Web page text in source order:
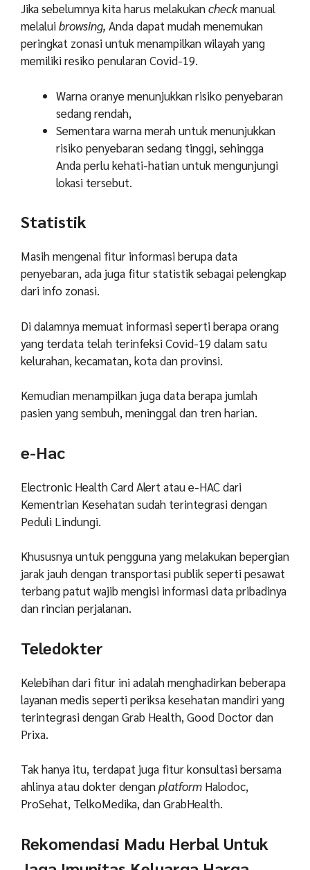
Jika sebelumnya kita harus melakukancheckmanual
melaluibrowsing, Anda dapat mudah menemukan
peringkat zonasi untuk menampilkan wilayah yang
memiliki resiko penularan Covid-19.
Warna oranye menunjukkan risiko penyebaran
sedang rendah,
Sementara warna merah untuk menunjukkan
risiko penyebaran sedang tinggi, sehingga
Anda perlu kehati-hatian untuk mengunjungi
lokasi tersebut.
Statistik
Masih mengenai fitur informasi berupa data
penyebaran, ada juga fitur statistik sebagai pelengkap
dari info zonasi.
Di dalamnya memuat informasi seperti berapa orang
yang terdata telah terinfeksi Covid-19 dalam satu
kelurahan, kecamatan, kota dan provinsi.
Kemudian menampilkan juga data berapa jumlah
pasien yang sembuh, meninggal dan tren harian.
e-Hac
Electronic Health Card Alert atau e-HAC dari
Kementrian Kesehatan sudah terintegrasi dengan
Peduli Lindungi.
Khususnya untuk pengguna yang melakukan bepergian
jarak jauh dengan transportasi publik seperti pesawat
terbang patut wajib mengisi informasi data pribadinya
dan rincian perjalanan.
Teledokter
Kelebihan dari fitur ini adalah menghadirkan beberapa
layanan medis seperti periksa kesehatan mandiri yang
terintegrasi dengan Grab Health, Good Doctor dan
Prixa.
Tak hanya itu, terdapat juga fitur konsultasi bersama
ahlinya atau dokter denganplatform Halodoc,
ProSehat, TelkoMedika, dan GrabHealth.
Rekomendasi Madu Herbal Untuk